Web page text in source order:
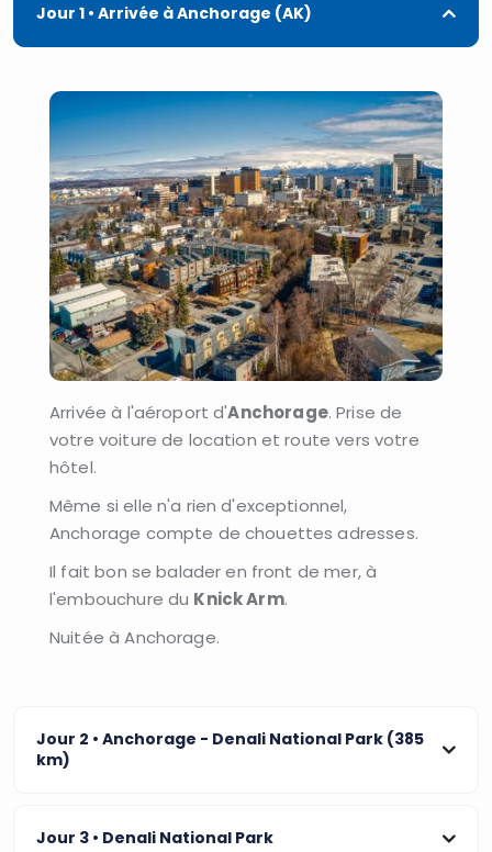
Jour 1 • Arrivée à Anchorage (AK)
Arrivée à l'aéroport d'Anchorage. Prise de
votre voiture de location et route vers votre
hôtel.
Même si elle n'a rien d'exceptionnel,
Anchorage compte de chouettes adresses.
Il fait bon se balader en front de mer, à
l'embouchure du Knick Arm.
Nuitée à Anchorage.
Jour 2 • Anchorage - Denali National Park (385
km)
Jour 3 • Denali National Park